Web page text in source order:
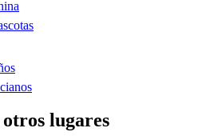
otros lugares